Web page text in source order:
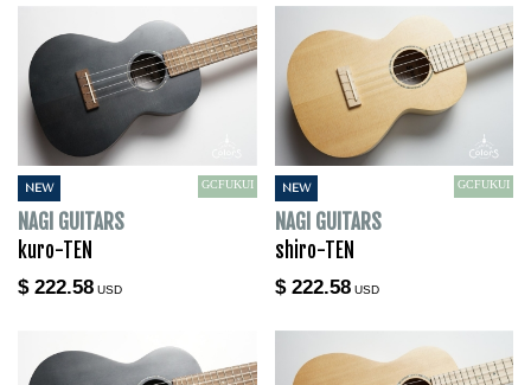
NEW GCFUKUI
NAGI GUITARS
kuro-TEN
$ 222.58 USD
NEW GCFUKUI
NAGI GUITARS
shiro-TEN
$ 222.58USD